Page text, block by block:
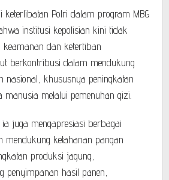
Polri dalam program MBG
institusi kepolisian kini tidak
dan ketertiban
berkontribusi dalam mendukung
nasional, khususnya peningkatan
melalui pemenuhan gizi.
juga mengapresiasi berbagai
mendukung ketahanan pangan
produksi jagung,
penyimpanan hasil panen,